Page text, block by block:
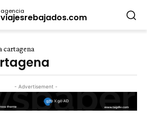
agencia
viajesrebajados.com
cartagena
- Advertisement -